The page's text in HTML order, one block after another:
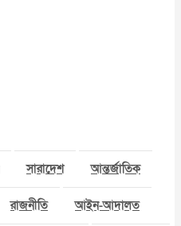
সারাদেশ আন্তর্জাতিক
রাজনীতি আইন-আদালত